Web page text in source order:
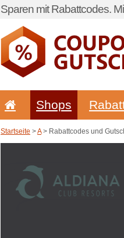
Sparen mit Rabattcodes.
Shops
Startseite >A> Rabattcodes und